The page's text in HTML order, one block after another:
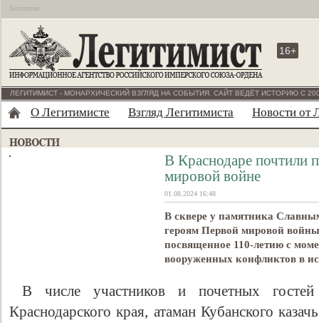
Бесплатно
16+
ЛЕГИТИМИСТ - МОНАРХИЧЕСКИЙ ВЗГЛЯД НА СОБЫТИЯ. САЙТ ВЕДЁТ ИСТОРИЮ С
О Легитимисте Взгляд Легитимиста Новости от
В Краснодаре почтили
мировой войне
01.08.2024 16:48
В сквере у памятника
героям Первой мировой
посвященное 110-летию с
вооруженных конфликтов в
В числе участников и почетных гостей
Краснодарского края, атаман Кубанского